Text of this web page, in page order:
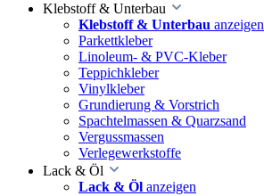
Klebstoff & Unterbau
Klebstoff & Unterbau anzeigen
Parkettkleber
Linoleum- & PVC-Kleber
Teppichkleber
Vinylkleber
Grundierung & Vorstrich
Spachtelmassen & Quarzsand
Vergussmassen
Verlegewerkstoffe
Lack & Öl
Lack & Öl anzeigen